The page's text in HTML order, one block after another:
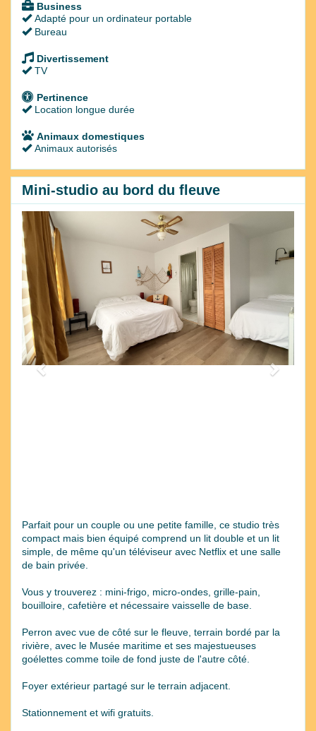
Business
Adapté pour un ordinateur portable
Bureau
Divertissement
TV
Pertinence
Location longue durée
Animaux domestiques
Animaux autorisés
Mini-studio au bord du fleuve
Previous
Parfait pour un couple ou une petite famille, ce studio très
compact mais bien équipé comprend un lit double et un lit
simple, de même qu'un téléviseur avec Netflix et une salle
de bain privée.
Vous y trouverez : mini-frigo, micro-ondes, grille-pain,
bouilloire, cafetière et nécessaire vaisselle de base.
Perron avec vue de côté sur le fleuve, terrain bordé par la
rivière, avec le Musée maritime et ses majestueuses
goélettes comme toile de fond juste de l'autre côté.
Foyer extérieur partagé sur le terrain adjacent.
Stationnement et wifi gratuits.